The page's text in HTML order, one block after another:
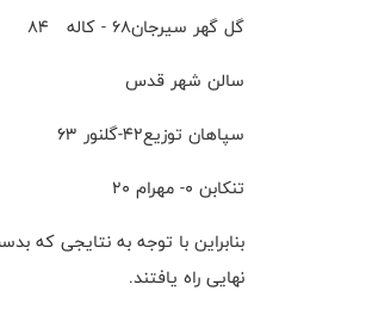
گل گهر سیرجان68 - کاله 84
سالن شهر قدس
سپاهان توزیع۴۲-گلنور ۶۳
تنکابن ۰- مهرام ۲۰
بنابراین با توجه به نتایجی که
نهایی راه یافتند.